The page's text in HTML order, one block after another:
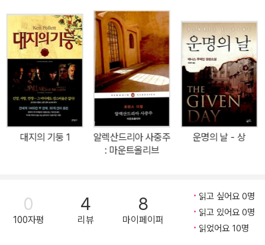
대지의 기둥 1
알렉산드리아 사중주
: 마운트올리브
운명의 날 - 상
0
100자평
4
리뷰
8
마이페이퍼
읽고 싶어요 0명
읽고 있어요 0명
읽었어요 10명